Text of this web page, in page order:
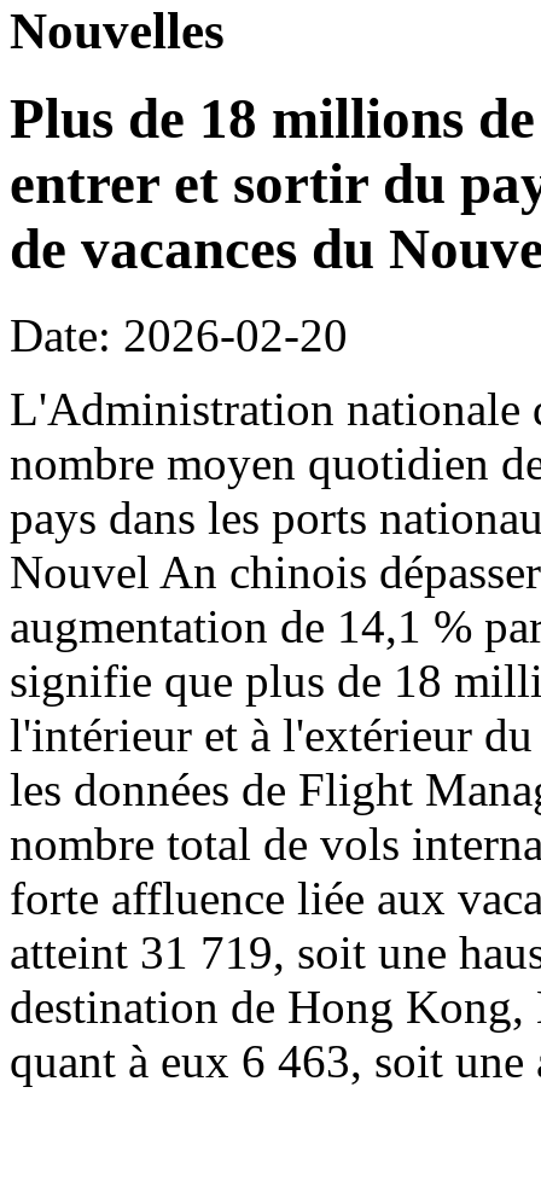
Nouvelles
Plus de 18 millions
entrer et sortir du
de vacances du
Date: 2026-02-20
L'Administration nationale
nombre moyen quotidien
pays dans les ports
Nouvel An chinois
augmentation de 14,1 %
signifie que plus de 18
l'intérieur et à l'extérieur
les données de Flight
nombre total de vols
forte affluence liée aux
atteint 31 719, soit une
destination de Hong
quant à eux 6 463, soit